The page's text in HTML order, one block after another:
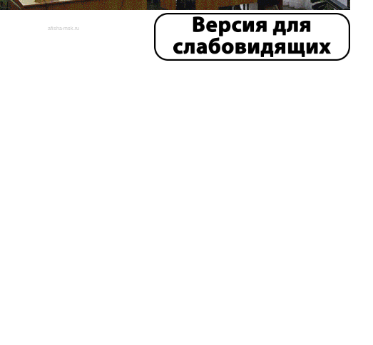
afisha-msk.ru